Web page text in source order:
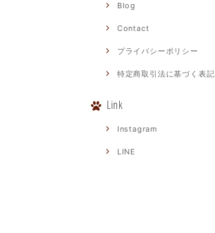
Blog
Contact
プライバシーポリシー
特定商取引法に基づく表記
Link
Instagram
LINE